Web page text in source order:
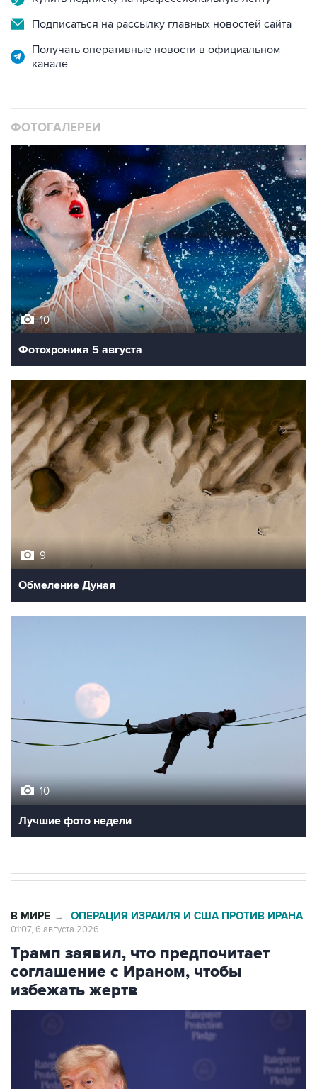
Подписаться на рассылку главных новостей сайта
Получать оперативные новости в официальном
канале
ФОТОГАЛЕРЕИ
10
Фотохроника 5 августа
9
Обмеление Дуная
10
Лучшие фото недели
В МИРЕ → ОПЕРАЦИЯ ИЗРАИЛЯ И США ПРОТИВ ИРАНА
01:07, 6 августа 2026
Трамп заявил, что предпочитает
соглашение с Ираном, чтобы
избежать жертв